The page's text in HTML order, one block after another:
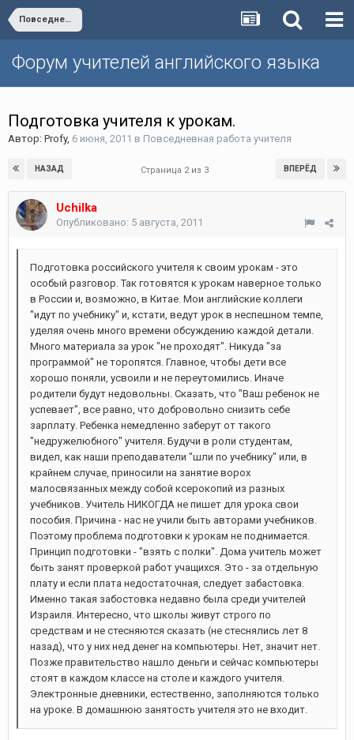
Повседневная работа учителя
Форум учителей английского языка
Подготовка учителя к урокам.
Автор: Profy, 6 июня, 2011 в Повседневная работа учителя
НАЗАД ВПЕРЁД
Страница 2 из 3
Uchilka
Опубликовано: 5 августа, 2011
Подготовка российского учителя к своим урокам - это
особый разговор. Так готовятся к урокам наверное только
в России и, возможно, в Китае. Мои английские коллеги
"идут по учебнику" и, кстати, ведут урок в неспешном темпе,
уделяя очень много времени обсуждению каждой детали.
Много материала за урок "не проходят". Никуда "за
программой" не торопятся. Главное, чтобы дети все
хорошо поняли, усвоили и не переутомились. Иначе
родители будут недовольны. Сказать, что "Ваш ребенок не
успевает", все равно, что добровольно снизить себе
зарплату. Ребенка немедленно заберут от такого
"недружелюбного" учителя. Будучи в роли студентам,
видел, как наши преподаватели "шли по учебнику" или, в
крайнем случае, приносили на занятие ворох
малосвязанных между собой ксерокопий из разных
учебников. Учитель НИКОГДА не пишет для урока свои
пособия. Причина - нас не учили быть авторами учебников.
Поэтому проблема подготовки к урокам не поднимается.
Принцип подготовки - "взять с полки". Дома учитель может
быть занят проверкой работ учащихся. Это - за отдельную
плату и если плата недостаточная, следует забастовка.
Именно такая забостовка недавно была среди учителей
Израиля. Интересно, что школы живут строго по
средствам и не стесняются сказать (не стеснялись лет 8
назад), что у них нед денег на компьютеры. Нет, значит нет.
Позже правительство нашло деньги и сейчас компьютеры
стоят в каждом классе на столе и каждого учителя.
Электронные дневники, естественно, заполняются только
на уроке. В домашнюю занятость учителя это не входит.